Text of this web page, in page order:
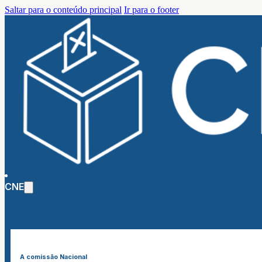
Saltar para o conteúdo principal Ir para o footer
CNE
A comissão Nacional